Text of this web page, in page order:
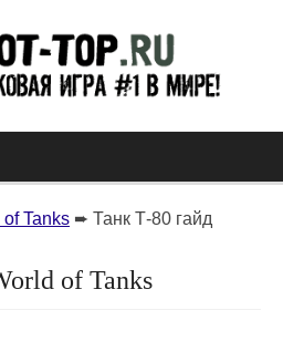
Tanks ➨ Танк Т-80 гайд
of Tanks